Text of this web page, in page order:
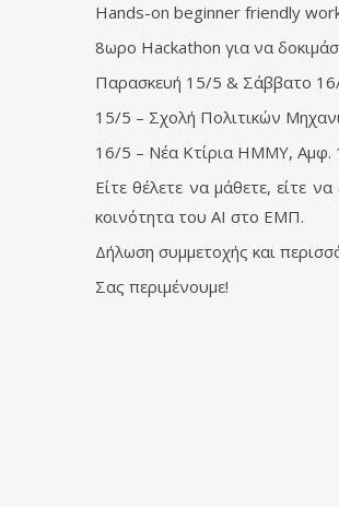
Hands-on beginner friendly
8ωρο Hackathon για να
Παρασκευή 15/5 & Σάββατο
15/5 – Σχολή Πολιτικών
16/5 – Νέα Κτίρια ΗΜΜΥ, Αμφ.
Είτε θέλετε να μάθετε, είτε
κοινότητα του AI στο ΕΜΠ.
Δήλωση συμμετοχής και
Σας περιμένουμε!